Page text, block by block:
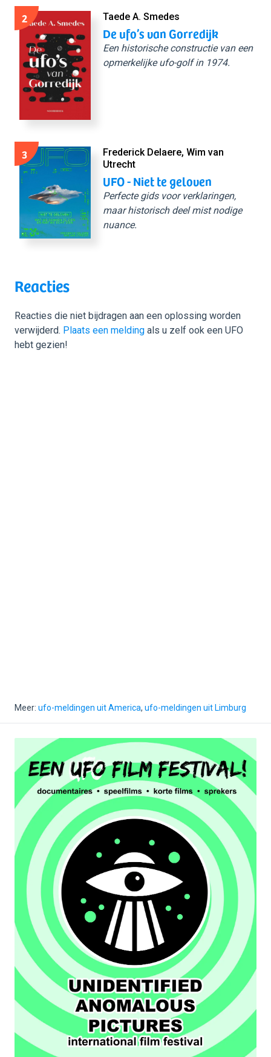
2 Taede A. Smedes
De ufo’s van Gorredijk
Een historische constructie van een
opmerkelijke ufo-golf in 1974.
3
Frederick Delaere, Wim van
Utrecht
UFO - Niet te geloven
Perfecte gids voor verklaringen,
maar historisch deel mist nodige
nuance.
Reacties
Reacties die niet bijdragen aan een oplossing worden
verwijderd. Plaats een melding als u zelf ook een UFO
hebt gezien!
Meer: ufo-meldingen uit America, ufo-meldingen uit Limburg